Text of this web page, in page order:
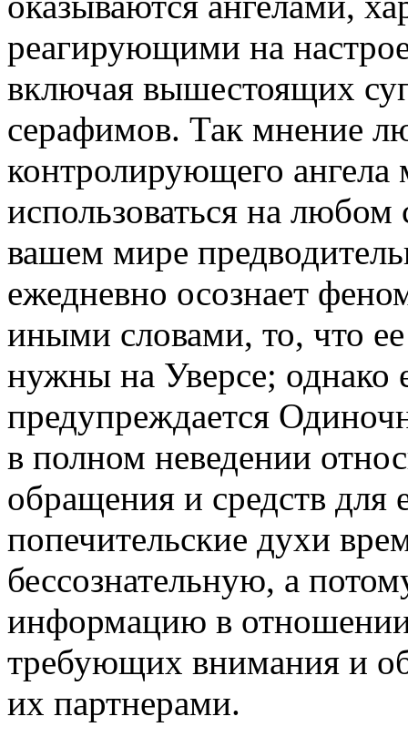
реагирующими на
включая вышестоящих
серафимов. Так мнение
контролирующего
использоваться на
вашем мире
ежедневно осознает
иными словами, то, что
нужны на Уверсе; однако
предупреждается
в полном неведении
обращения и средств для
попечительские духи
бессознательную, а
информацию в отношении
требующих внимания и
их партнерами.